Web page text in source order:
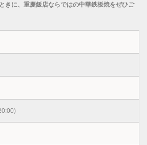
きに、重慶飯店ならではの中華鉄板焼をぜひご